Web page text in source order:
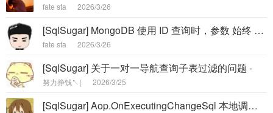
fate sta 2026/3/26
[SqlSugar] MongoDB 使用 ID 查询时，参数 始终 查询的是 _id -
fate sta 2026/3/26
[SqlSugar] 关于一对一导航查询子表过滤的问题 -
努力挣钱↖( 2026/3/25
[SqlSugar] Aop.OnExecutingChangeSql 本地调试可以，但是发布linux 就不行了，帮我看下这个配置代码 -